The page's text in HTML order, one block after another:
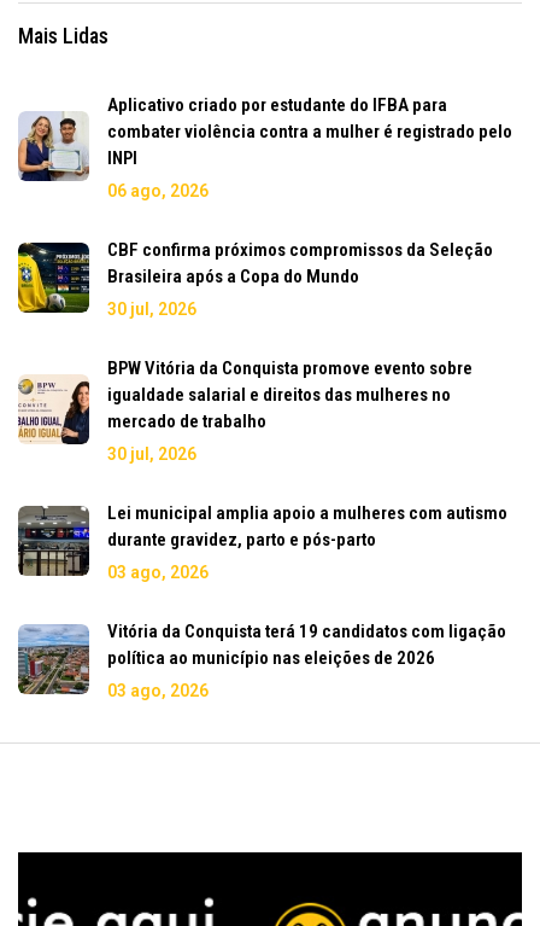
Mais Lidas
Aplicativo criado por estudante do IFBA para
combater violência contra a mulher é registrado pelo
INPI
06 ago, 2026
CBF confirma próximos compromissos da Seleção
Brasileira após a Copa do Mundo
30 jul, 2026
BPW Vitória da Conquista promove evento sobre
igualdade salarial e direitos das mulheres no
mercado de trabalho
30 jul, 2026
Lei municipal amplia apoio a mulheres com autismo
durante gravidez, parto e pós-parto
03 ago, 2026
Vitória da Conquista terá 19 candidatos com ligação
política ao município nas eleições de 2026
03 ago, 2026